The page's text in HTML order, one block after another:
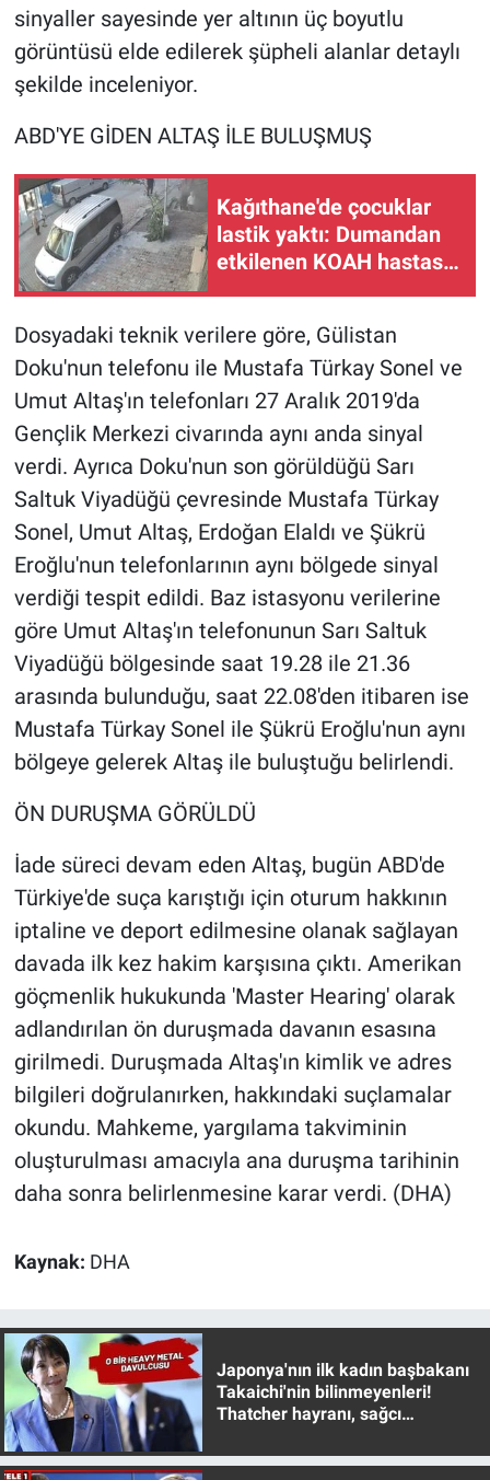
sinyaller sayesinde yer altının üç boyutlu
görüntüsü elde edilerek şüpheli alanlar detaylı
şekilde inceleniyor.
ABD'YE GİDEN ALTAŞ İLE BULUŞMUŞ
Kağıthane'de çocuklar
lastik yaktı: Dumandan
etkilenen KOAH hastası
Dosyadaki teknik verilere göre, Gülistan
Doku'nun telefonu ile Mustafa Türkay Sonel ve
Umut Altaş'ın telefonları 27 Aralık 2019'da
Gençlik Merkezi civarında aynı anda sinyal
verdi. Ayrıca Doku'nun son görüldüğü Sarı
Saltuk Viyadüğü çevresinde Mustafa Türkay
Sonel, Umut Altaş, Erdoğan Elaldı ve Şükrü
Eroğlu'nun telefonlarının aynı bölgede sinyal
verdiği tespit edildi. Baz istasyonu verilerine
göre Umut Altaş'ın telefonunun Sarı Saltuk
Viyadüğü bölgesinde saat 19.28 ile 21.36
arasında bulunduğu, saat 22.08'den itibaren ise
Mustafa Türkay Sonel ile Şükrü Eroğlu'nun aynı
bölgeye gelerek Altaş ile buluştuğu belirlendi.
ÖN DURUŞMA GÖRÜLDÜ
İade süreci devam eden Altaş, bugün ABD'de
Türkiye'de suça karıştığı için oturum hakkının
iptaline ve deport edilmesine olanak sağlayan
davada ilk kez hakim karşısına çıktı. Amerikan
göçmenlik hukukunda 'Master Hearing' olarak
adlandırılan ön duruşmada davanın esasına
girilmedi. Duruşmada Altaş'ın kimlik ve adres
bilgileri doğrulanırken, hakkındaki suçlamalar
okundu. Mahkeme, yargılama takviminin
oluşturulması amacıyla ana duruşma tarihinin
daha sonra belirlenmesine karar verdi. (DHA)
Kaynak: DHA
Japonya'nın ilk kadın başbakanı
Takaichi'nin bilinmeyenleri!
Thatcher hayranı, sağcı